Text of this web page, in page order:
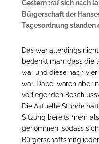
Gestern traf sich nach
Bürgerschaft der
Tagesordnung standen
Das war allerdings
bedenkt man, dass die
war und diese nach
war. Dabei waren aber
vorliegenden
Die Aktuelle Stunde
Sitzung bereits mehr
genommen, sodass